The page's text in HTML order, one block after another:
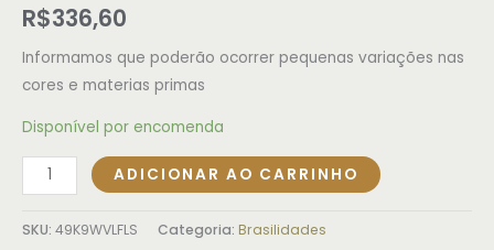
R$336,60
Informamos que poderão ocorrer pequenas variações nas
cores e materias primas
Disponível por encomenda
ADICIONAR AO CARRINHO
SKU: 49K9WVLFLS Categoria: Brasilidades